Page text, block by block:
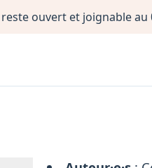
ouvert et joignable au